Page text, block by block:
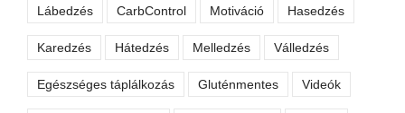
Lábedzés CarbControl Motiváció Hasedzés
Karedzés Hátedzés Melledzés Válledzés
Egészséges táplálkozás Gluténmentes Videók